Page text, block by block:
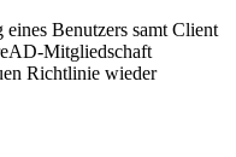
Benutzers samt Client
Mitgliedschaft
Richtlinie wieder